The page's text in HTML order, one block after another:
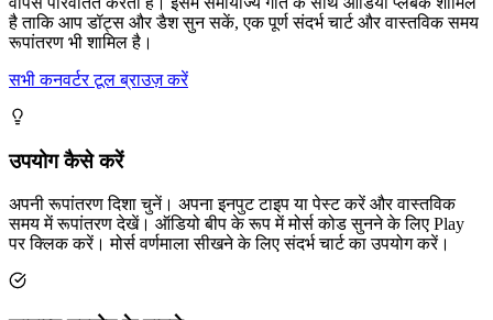
है ताकि आप डॉट्स और डैश सुन सकें, एक पूर्ण संदर्भ चार्ट और वास्तविक समय
रूपांतरण भी शामिल है।
सभी कनवर्टर टूल ब्राउज़ करें
उपयोग कैसे करें
अपनी रूपांतरण दिशा चुनें। अपना इनपुट टाइप या पेस्ट करें और वास्तविक
समय में रूपांतरण देखें। ऑडियो बीप के रूप में मोर्स कोड सुनने के लिए Play
पर क्लिक करें। मोर्स वर्णमाला सीखने के लिए संदर्भ चार्ट का उपयोग करें।